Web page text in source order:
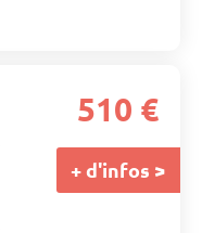
510 €
+ d'infos >